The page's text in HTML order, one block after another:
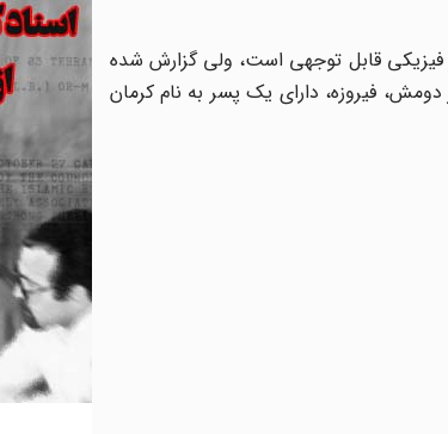
فیزیکى قابل توجهى است، ولى گزارش شده
فیروزه، داراى یک پسر به نام کرمان